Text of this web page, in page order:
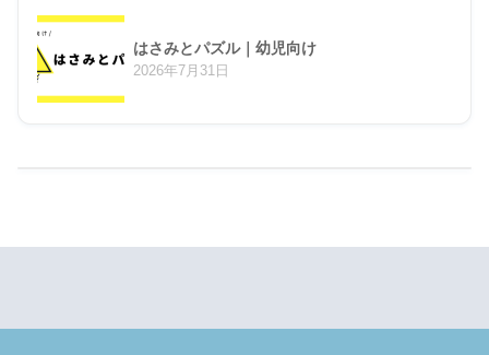
はさみとパズル｜幼児向け
2026年7月31日